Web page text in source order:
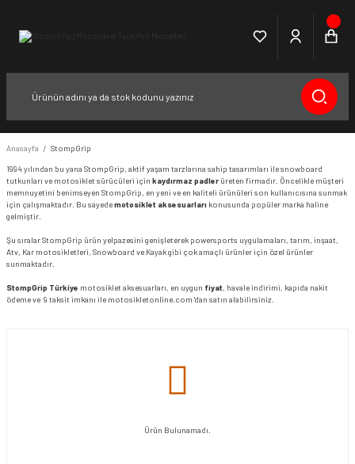
Anasayfa StompGrip
1994 yılından bu yana StompGrip, aktif yaşam tarzlarına sahip tasarımları ile snowboard
tutkunları ve motosiklet sürücüleri için kaydırmaz padler üreten firmadır. Öncelikle müşteri
memnuyetini benimseyen StompGrip, en yeni ve en kaliteli ürünüleri son kullanıcısına sunmak
için çalışmaktadır. Bu sayedemotosiklet aksesuarları konusunda popüler marka haline
gelmiştir.
Şu sıralar StompGrip ürün yelpazesini genişleterek powersports uygulamaları, tarım, inşaat,
Atv, Kar motosikletleri, Snowboard ve Kayak gibi çok amaçlı ürünler için özel ürünler
sunmaktadır.
StompGrip Türkiye motosiklet aksesuarları, en uygun fiyat, havale indirimi, kapıda nakit
ödeme ve 9 taksit imkanı ile motosikletonline.com 'dan satın alabilirsiniz.
Ürün Bulunamadı.